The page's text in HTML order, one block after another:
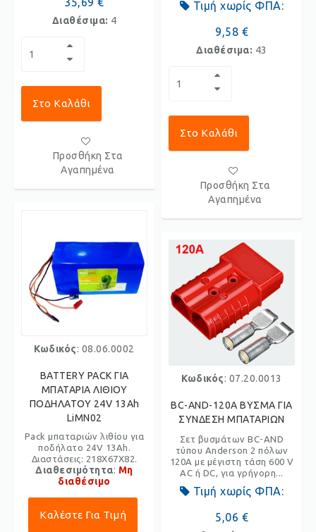
Διαθέσιμα: 4
Στο Καλάθι
Προσθήκη Στα
Αγαπημένα
Κωδικός: 08.06.0002
BATTERY PACK ΓΙΑ
ΜΠΑΤΑΡΙΑ ΛΙΘΙΟΥ
ΠΟΔΗΛΑΤΟΥ 24V 13Ah
LiMN02
Pack μπαταριών λιθίου για
ποδήλατο 24V 13Ah.
Διαστάσεις: 218X67X82.
Διαθεσιμότητα: Μη
διαθέσιμο
Καλέστε Για Τιμή
Τιμή χωρίς ΦΠΑ:
9,58 €
Διαθέσιμα: 43
Στο Καλάθι
Προσθήκη Στα
Αγαπημένα
Κωδικός: 07.20.0013
BC-AND-120A ΒΥΣΜΑ ΓΙΑ
ΣΥΝΔΕΣΗ ΜΠΑΤΑΡΙΩΝ
Σετ βυσμάτων BC-AND
τύπου Anderson 2 πόλων
120A με μέγιστη τάση 600 V
AC ή DC, για γρήγορη...
Τιμή χωρίς ΦΠΑ:
5,06 €